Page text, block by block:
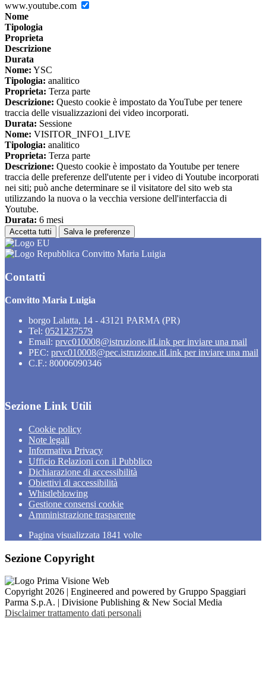
www.youtube.com
Nome
Tipologia
Proprieta
Descrizione
Durata
Nome: YSC
Tipologia: analitico
Proprieta: Terza parte
Descrizione: Questo cookie è impostato da YouTube per tenere
traccia delle visualizzazioni dei video incorporati.
Durata: Sessione
Nome: VISITOR_INFO1_LIVE
Tipologia: analitico
Proprieta: Terza parte
Descrizione: Questo cookie è impostato da Youtube per tenere
traccia delle preferenze dell'utente per i video di Youtube incorporati
nei siti; può anche determinare se il visitatore del sito web sta
utilizzando la nuova o la vecchia versione dell'interfaccia di
Youtube.
Durata: 6 mesi
Accetta tutti Salva le preferenze
Convitto Maria Luigia
Contatti
Convitto Maria Luigia
borgo Lalatta, 14 - 43121 PARMA (PR)
Tel: 0521237579
Email: prvc010008@istruzione.itLink per inviare una mail
PEC: prvc010008@pec.istruzione.itLink per inviare una mail
C.F.: 80006090346
Sezione Link Utili
Cookie policy
Note legali
Informativa Privacy
Ufficio Relazioni con il Pubblico
Dichiarazione di accessibilità
Obiettivi di accessibilità
Whistleblowing
Gestione consensi cookie
Amministrazione trasparente
Pagina visualizzata 1841 volte
Sezione Copyright
Copyright 2026 | Engineered and powered by Gruppo Spaggiari
Parma S.p.A. | Divisione Publishing & New Social Media
Disclaimer trattamento dati personali